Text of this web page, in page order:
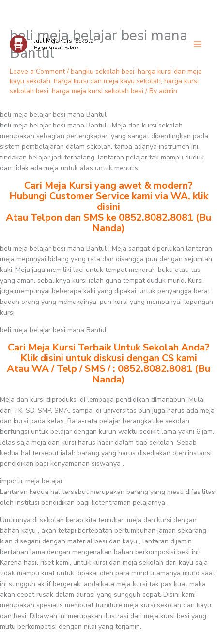
Skip
content
Jual Meja Kursi Sekolah
Harga Grosir Pabrik
beli meja belajar besi mana
Bantul
Leave a Comment / bangku sekolah besi, harga kursi dan meja
kayu sekolah, harga kursi dan meja kayu sekolah, harga kursi
sekolah besi, harga meja kursi sekolah besi / By admin
beli meja belajar besi mana Bantul
beli meja belajar besi mana Bantul : Meja dan kursi sekolah
merupakan sebagian perlengkapan yang sangat dipentingkan pada
sistem pembelajaran dalam sekolah. tanpa adanya instrumen ini,
tindakan belajar jadi terhalang. lantaran pelajar tak mampu duduk
dan tidak ada meja untuk alas untuk menulis.
Cari Meja Kursi yang awet & modern?
Hubungi Customer Service kami via WA, klik
disini
Atau Telpon dan SMS ke 0852.8082.8081 (Bu
Nanda)
beli meja belajar besi mana Bantul : Meja sangat diperlukan lantaran
meja mepunyai bidang yang rata dan disangga pun dengan sejumlah
kaki. Meja juga memiliki laci untuk tempat menaruh buku atau tas
yang aman. sebaliknya kursi ialah guna tempat duduk murid. Kursi
juga mempunyai beberapa kaki yang dipakai untuk penyangga berat
badan orang yang memakainya. pun kursi yang mempunyai topangan
kursi.
beli meja belajar besi mana Bantul
Cari Meja Kursi Terbaik Untuk Sekolah Anda?
Klik disini untuk diskusi dengan CS kami
Atau WA / Telp / SMS / : 0852.8082.8081 (Bu
Nanda)
Meja dan kursi diproduksi di lembaga pendidikan dimanapun. Mulai
dari TK, SD, SMP, SMA, sampai di universitas pun juga harus ada meja
dan kursi pada kelas. Rata-rata pelajar berangkat ke sekolah
berfungsi untuk belajar dengan kurun waktu sedikit lama yakni 6 jam.
Jelas saja meja dan kursi harus hadir dalam tiap sekolah. Sebab
kedua hal tersebut ialah barang yang harus disediakan oleh instansi
pendidikan bagi kenyamanan siswanya .
importir meja belajar
Lantaran kedua hal tersebut merupakan barang yang mesti difasilitasi
oleh institusi pendidikan bagi ketentraman pelajarnya .
Umumnya di sekolah kerap kita temukan meja dan kursi dengan
bahan kayu , akan tetapi bertepatan pertumbuhan jaman sekarang
kian disegani dengan material besi dan kayu , lantaran dijamin
bertahan lama dengan mengenakan bahan berkomposisi besi ini.
Karena hasil riset kami, untuk kursi dan meja sekolah dari kayu saja
tidak mampu kuat untuk dipakai oleh para murid utamanya murid saat
ini sungguh aktif bergerak, andaikata meja kursi tak pas kuat maka
akan cepat rusak dalam durasi yang sungguh cepat. Disini kami
merupakan spesialis membuat furniture meja kursi sekolah dari kayu
dan besi, Dibawah ini merupakan ilustrasi dari meja kursi besi yang
mutu berkompetisi dengan nilai yang terjamin.